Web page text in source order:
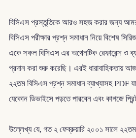
বিসিএস প্রস্তুতিকে আরও সহজ করার জন্য
বিসিএস পরীক্ষার প্রশ্ন সমাধান নিয়ে বিশেষ
একে সকল বিসিএস এর অথেনটিক রেফারেন্স ও
প্রদান করা শুরু করেছি। এরই ধারাবাহিকতায়
২২তম বিসিএস প্রশ্ন সমাধান ব্যাখ্যাসহ PDF
যেকোন ডিভাইসে পড়তে পারবেন এবং কাগজে
উল্লেখ্য যে, গত ২ ফেব্রুয়ারি ২০০১ সালে ২২তম